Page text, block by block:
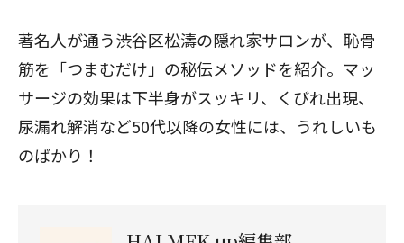
著名人が通う渋谷区松濤の隠れ家サロンが、恥骨
筋を「つまむだけ」の秘伝メソッドを紹介。マッ
サージの効果は下半身がスッキリ、くびれ出現、
尿漏れ解消など50代以降の女性には、うれしいも
のばかり！